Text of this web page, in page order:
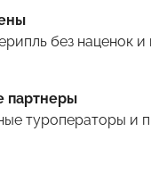
без наценок
партнеры
туроператоры и